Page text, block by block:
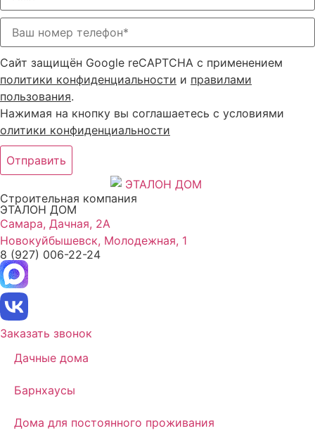
Сайт защищён Google reCAPTCHA с применением
политики конфиденциальности и правилами
пользования.
Нажимая на кнопку вы соглашаетесь с условиями
олитики конфиденциальности
Отправить
Строительная компания
ЭТАЛОН ДОМ
Самара, Дачная, 2А
Новокуйбышевск, Молодежная, 1
8 (927) 006-22-24
Заказать звонок
Дачные дома
Барнхаусы
Дома для постоянного проживания